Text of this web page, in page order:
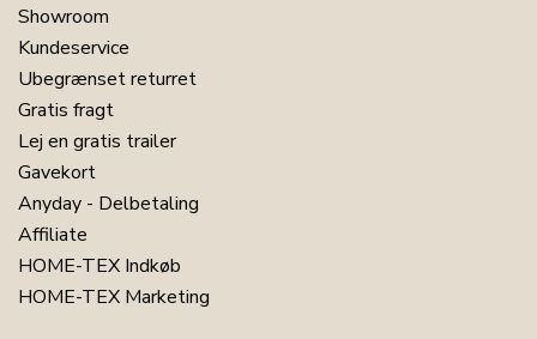
Showroom
Kundeservice
Ubegrænset returret
Gratis fragt
Lej en gratis trailer
Gavekort
Anyday - Delbetaling
Affiliate
HOME-TEX Indkøb
HOME-TEX Marketing